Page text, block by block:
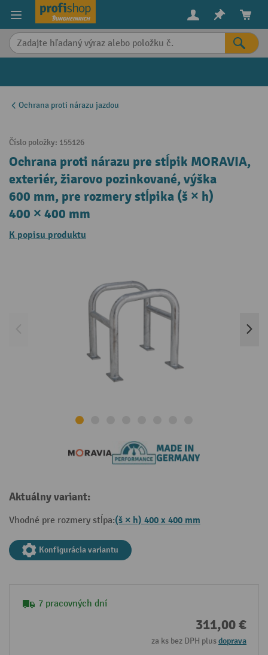
content
Ochrana proti nárazu jazdou
Číslo položky: 155126
Ochrana proti nárazu pre stĺpik MORAVIA,
exteriér, žiarovo pozinkované, výška
600 mm, pre rozmery stĺpika (š × h)
400 × 400 mm
K popisu produktu
Aktuálny variant:
Vhodné pre rozmery stĺpa:(š × h) 400 x 400 mm
Konfigurácia variantu
7 pracovných dní
311,00 €
za ks bez DPH plusdoprava